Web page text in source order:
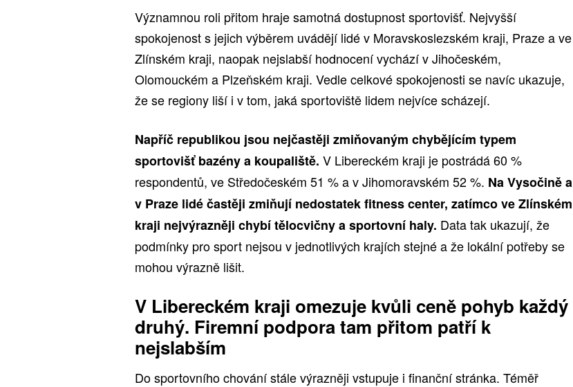
Významnou roli přitom hraje samotná dostupnost sportovišť. Nejvyšší
spokojenost s jejich výběrem uvádějí lidé v Moravskoslezském kraji, Praze a ve
Zlínském kraji, naopak nejslabší hodnocení vychází v Jihočeském,
Olomouckém a Plzeňském kraji. Vedle celkové spokojenosti se navíc ukazuje,
že se regiony liší i v tom, jaká sportoviště lidem nejvíce scházejí.
Napříč republikou jsou nejčastěji zmiňovaným chybějícím typem
sportovišť bazény a koupaliště. V Libereckém kraji je postrádá 60 %
respondentů, ve Středočeském 51 % a v Jihomoravském 52 %. Na Vysočině a
v Praze lidé častěji zmiňují nedostatek fitness center, zatímco ve Zlínském
kraji nejvýrazněji chybí tělocvičny a sportovní haly. Data tak ukazují, že
podmínky pro sport nejsou v jednotlivých krajích stejné a že lokální potřeby se
mohou výrazně lišit.
V Libereckém kraji omezuje kvůli ceně pohyb každý
druhý. Firemní podpora tam přitom patří k
nejslabším
Do sportovního chování stále výrazněji vstupuje i finanční stránka. Téměř